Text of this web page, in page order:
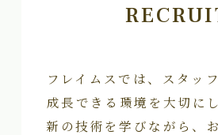
フレイムスでは、スタッ
成長できる環境を大切に
新の技術を学びながら、